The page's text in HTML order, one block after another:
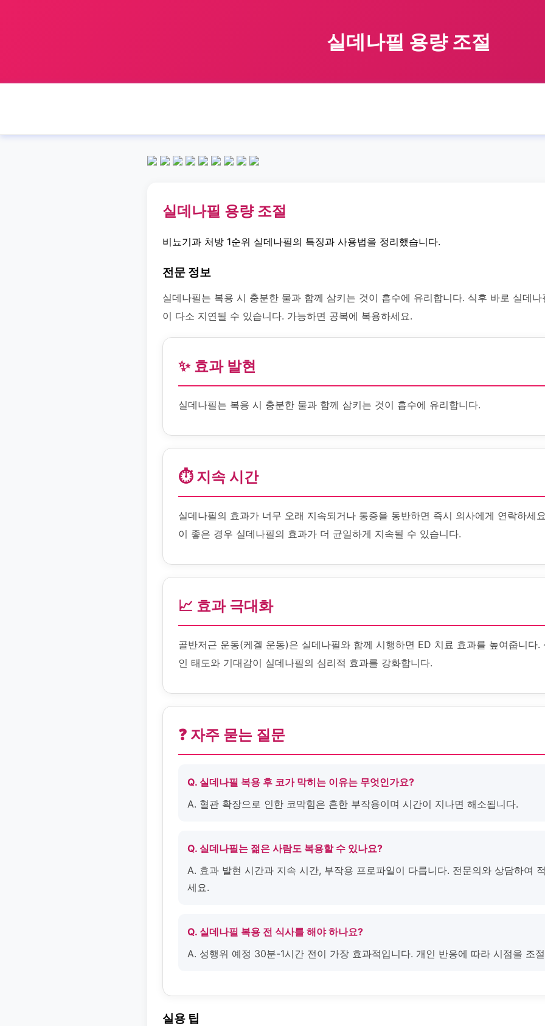
실데나필 용량 조절
실데나필 용량 조절
비뇨기과 처방 1순위 실데나필의 특징과 사용법을 정리했습니다.
전문 정보
실데나필는 복용 시 충분한 물과 함께 삼키는 것이 흡수에 유리합니다. 식후 바로 실데
이 다소 지연될 수 있습니다. 가능하면 공복에 복용하세요.
✨ 효과 발현
실데나필는 복용 시 충분한 물과 함께 삼키는 것이 흡수에 유리합니다.
⏱️ 지속 시간
실데나필의 효과가 너무 오래 지속되거나 통증을 동반하면 즉시 의사에게 연락하세
이 좋은 경우 실데나필의 효과가 더 균일하게 지속될 수 있습니다.
📈 효과 극대화
골반저근 운동(케겔 운동)은 실데나필와 함께 시행하면 ED 치료 효과를 높여줍니다.
인 태도와 기대감이 실데나필의 심리적 효과를 강화합니다.
❓ 자주 묻는 질문
Q. 실데나필 복용 후 코가 막히는 이유는 무엇인가요?
A. 혈관 확장으로 인한 코막힘은 흔한 부작용이며 시간이 지나면 해소됩니다.
Q. 실데나필는 젊은 사람도 복용할 수 있나요?
A. 효과 발현 시간과 지속 시간, 부작용 프로파일이 다릅니다. 전문의와 상담하여
세요.
Q. 실데나필 복용 전 식사를 해야 하나요?
A. 성행위 예정 30분-1시간 전이 가장 효과적입니다. 개인 반응에 따라 시점을 조
실용 팁